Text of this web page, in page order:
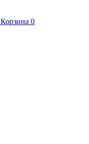
Корзина 0